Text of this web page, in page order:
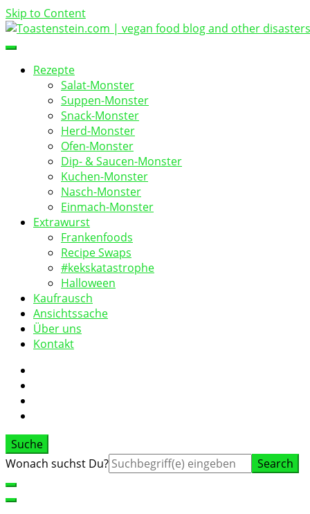
Skip to Content
Toastenstein.com
vegan food blog
Rezepte
Salat-Monster
Suppen-Monster
Snack-Monster
Herd-Monster
Ofen-Monster
Dip- & Saucen-Monster
Kuchen-Monster
Nasch-Monster
Einmach-Monster
Extrawurst
Frankenfoods
Recipe Swaps
#kekskatastrophe
Halloween
Kaufrausch
Ansichtssache
Über uns
Kontakt
Suche
Suche
Wonach suchst Du?